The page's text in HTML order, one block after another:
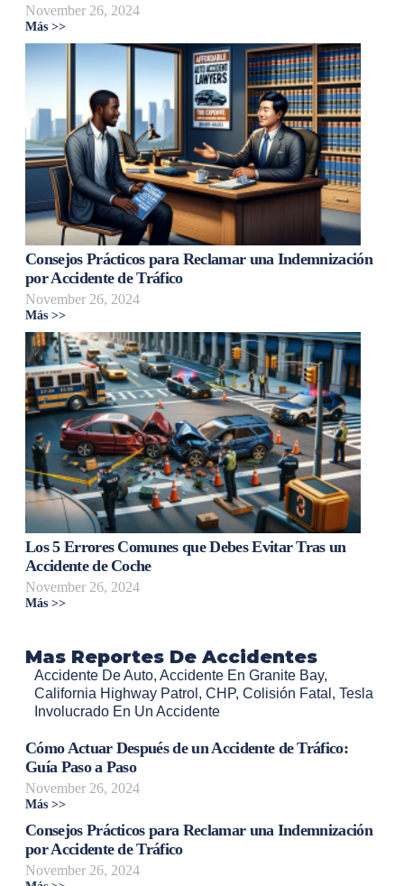
November 26, 2024
Más >>
Consejos Prácticos para Reclamar una Indemnización
por Accidente de Tráfico
November 26, 2024
Más >>
Los 5 Errores Comunes que Debes Evitar Tras un
Accidente de Coche
November 26, 2024
Más >>
Mas Reportes De Accidentes
Accidente De Auto, Accidente En Granite Bay,
California Highway Patrol , CHP, Colisión Fatal , Tesla
Involucrado En Un Accidente
Cómo Actuar Después de un Accidente de Tráfico:
Guía Paso a Paso
November 26, 2024
Más >>
Consejos Prácticos para Reclamar una Indemnización
por Accidente de Tráfico
November 26, 2024